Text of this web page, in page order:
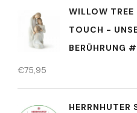
WILLOW
TOUCH -
BERÜHRUNG
€75,95
HERRNHUTER